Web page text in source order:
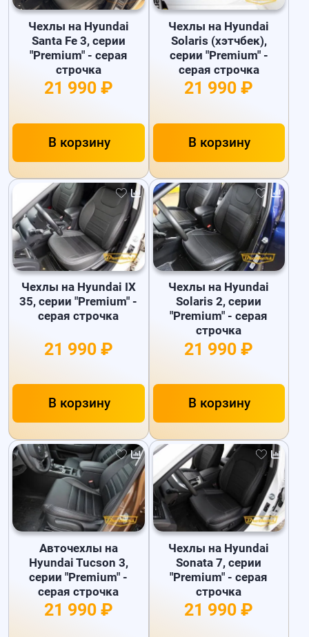
Чехлы на Hyundai
Santa Fe 3, серии
"Premium" - серая
строчка
21 990 ₽
В корзину
Чехлы на Hyundai
Solaris (хэтчбек),
серии "Premium" -
серая строчка
21 990 ₽
В корзину
Чехлы на Hyundai IX
35, серии "Premium" -
серая строчка
21 990 ₽
В корзину
Чехлы на Hyundai
Solaris 2, серии
"Premium" - серая
строчка
21 990 ₽
В корзину
Авточехлы на
Hyundai Tucson 3,
серии "Premium" -
серая строчка
21 990 ₽
Чехлы на Hyundai
Sonata 7, серии
"Premium" - серая
строчка
21 990 ₽